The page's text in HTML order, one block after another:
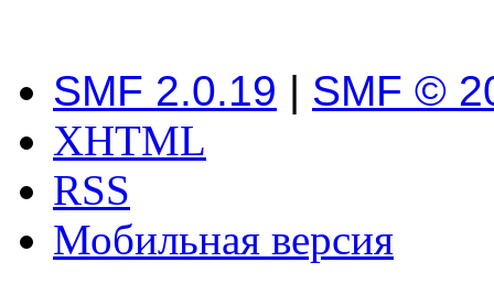
SMF 2.0.19 | SMF ©
XHTML
RSS
Мобильная версия